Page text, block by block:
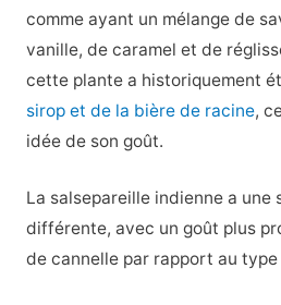
comme ayant un mélange de
vanille, de caramel et de
cette plante a historiquement
sirop et de la bière de racine,
idée de son goût.
La salsepareille indienne a une
différente, avec un goût plus
de cannelle par rapport au type